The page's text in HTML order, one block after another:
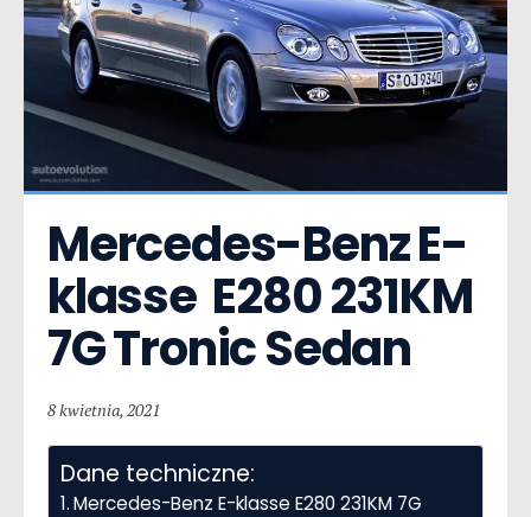
Mercedes-Benz E-
klasse  E280 231KM
7G Tronic Sedan
8 kwietnia, 2021
Dane techniczne:
Mercedes-Benz E-klasse E280 231KM 7G